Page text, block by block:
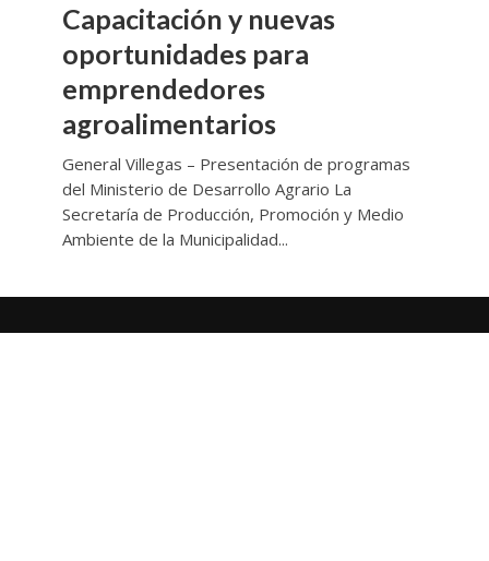
Capacitación y nuevas
oportunidades para
emprendedores
agroalimentarios
General Villegas – Presentación de programas
del Ministerio de Desarrollo Agrario La
Secretaría de Producción, Promoción y Medio
Ambiente de la Municipalidad...